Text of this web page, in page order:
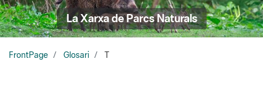
La Xarxa de Parcs Naturals
FrontPage Glosari T